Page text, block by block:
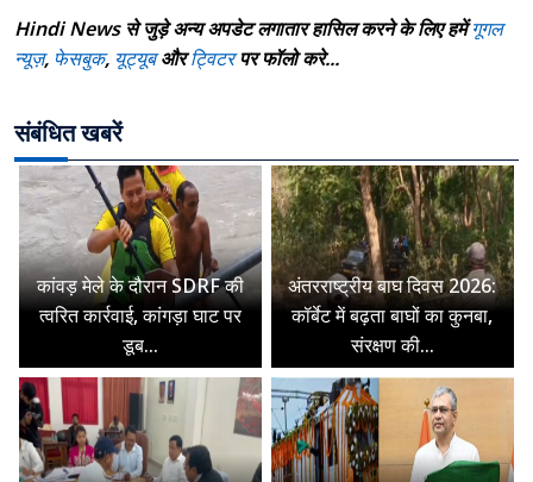
Hindi News से जुड़े अन्य अपडेट लगातार हासिल करने के लिए हमेंगूगल
न्यूज़, फेसबुक, यूट्यूबऔरट्विटरपर फॉलो करे...
संबंधित खबरें
कांवड़ मेले के दौरान SDRF की
त्वरित कार्रवाई, कांगड़ा घाट पर
डूब...
अंतरराष्ट्रीय बाघ दिवस 2026:
कॉर्बेट में बढ़ता बाघों का कुनबा,
संरक्षण की...